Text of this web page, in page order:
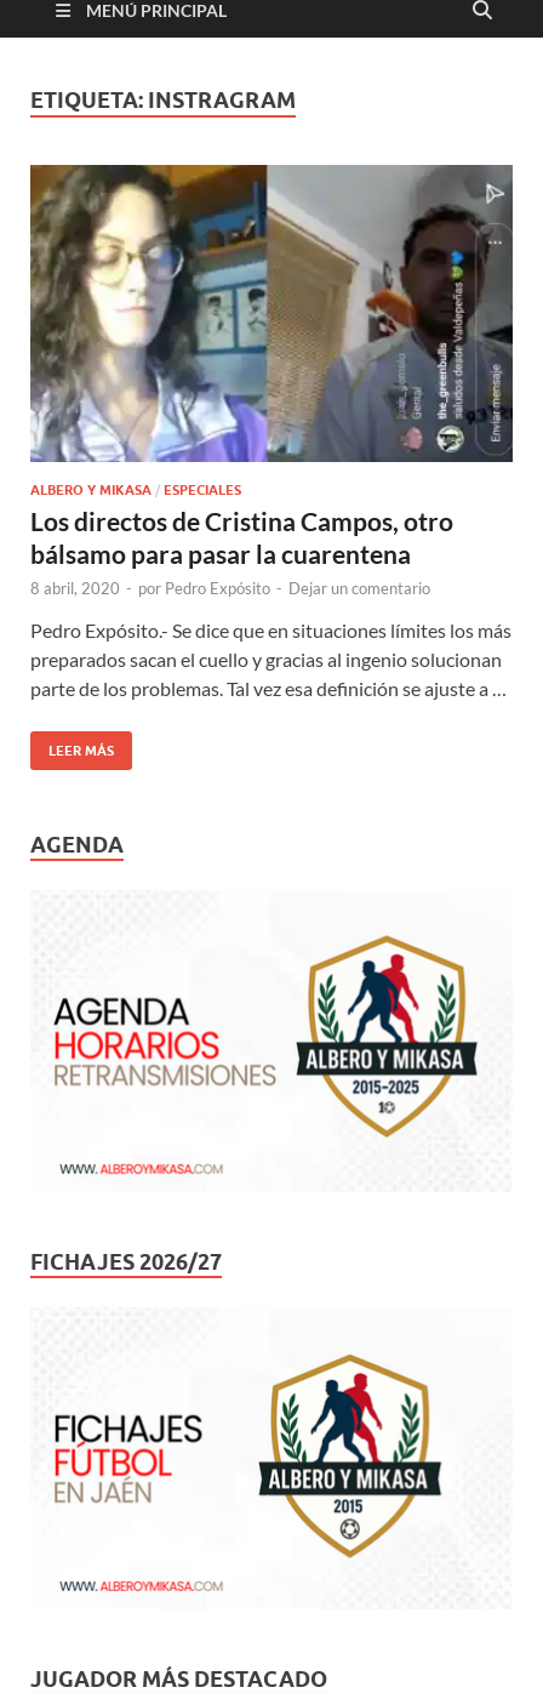
MENÚ PRINCIPAL
ETIQUETA: INSTRAGRAM
ALBERO Y MIKASA / ESPECIALES
Los directos de Cristina Campos, otro
bálsamo para pasar la cuarentena
8 abril, 2020 - por Pedro Expósito - Dejar un comentario
Pedro Expósito.- Se dice que en situaciones límites los más
preparados sacan el cuello y gracias al ingenio solucionan
parte de los problemas. Tal vez esa definición se ajuste a …
LEER MÁS
AGENDA
FICHAJES 2026/27
JUGADOR MÁS DESTACADO